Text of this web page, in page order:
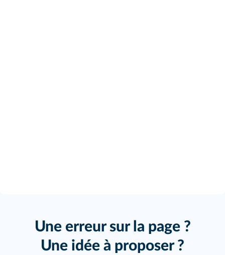
Une erreur sur la page ?
Une idée à proposer ?